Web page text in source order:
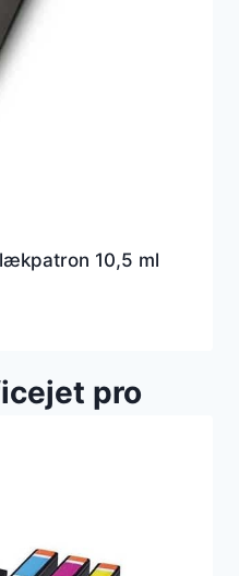
10,5 ml
pro